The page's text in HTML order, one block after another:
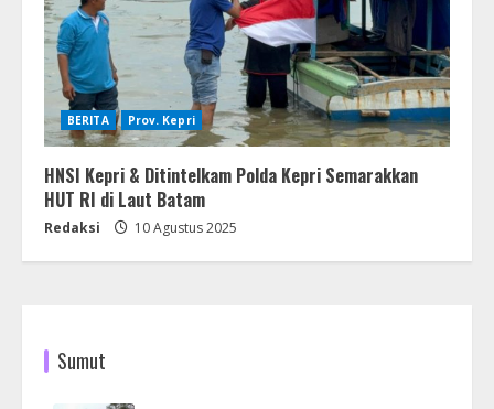
BERITA Prov. Kepri
HNSI Kepri & Ditintelkam Polda Kepri Semarakkan
HUT RI di Laut Batam
Redaksi 10 Agustus 2025
Sumut